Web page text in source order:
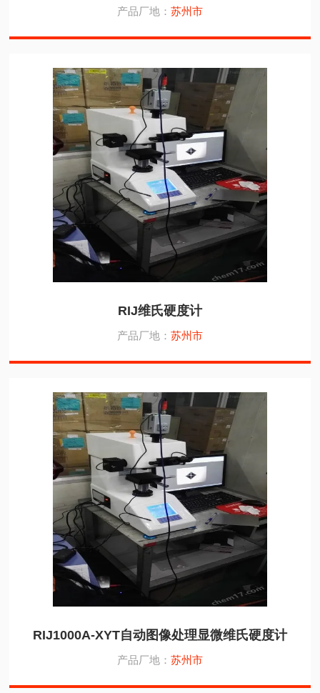
产品厂地： 苏州市
RIJ维氏硬度计
产品厂地： 苏州市
RIJ1000A-XYT自动图像处理显微维氏硬度计
产品厂地： 苏州市